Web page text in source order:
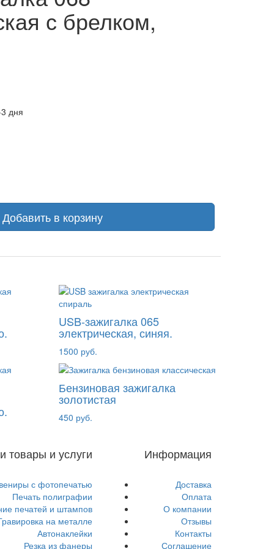
с брелком,
дня
Добавить в корзину
USB-зажигалка 065
электрическая, синяя.
1500 руб.
Бензиновая зажигалка
золотистая
450 руб.
товары и услуги
с фотопечатью
Печать полиграфии
печатей и штампов
на металле
Автонаклейки
Резка из фанеры
Информация
Доставка
Оплата
О компании
Отзывы
Контакты
Соглашение